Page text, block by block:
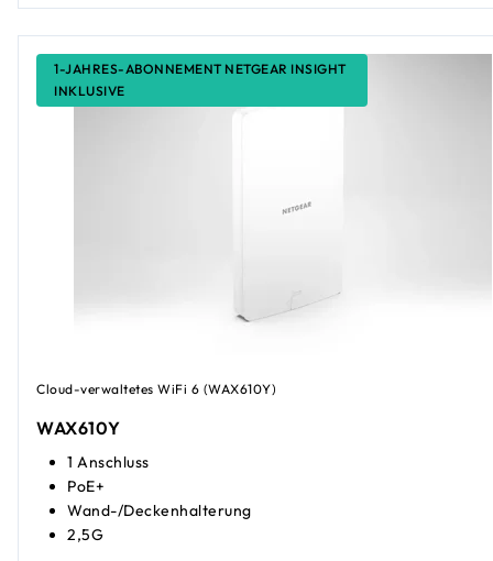
1-JAHRES-ABONNEMENT NETGEAR INSIGHT
INKLUSIVE
Cloud-verwaltetes WiFi 6 (WAX610Y)
WAX610Y
1 Anschluss
PoE+
Wand-/Deckenhalterung
2,5G